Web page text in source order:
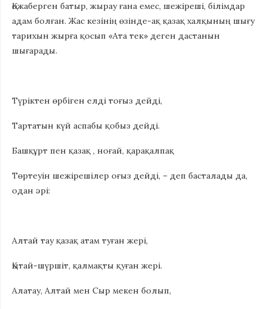
Қожаберген батыр, жырау ғана емес, шежiрешi, бiлiмдар
адам болған. Жас кезiнiң өзiнде-ақ қазақ халқының шығу
тарихын жырға қосып «Ата тек» деген дастанын
шығарады.
Түрiктен өрбiген елдi тоғыз дейдi,
Тартатын күй аспабы қобыз дейдi.
Башқұрт пен қазақ , ноғай, қарақалпақ
Төртеуiн шежiрешiлер оғыз дейдi, – деп басталады да,
одан әрi:
Алтай тау қазақ атам туған жерi,
Қытай-шүршiт, қалмақты қуған жерi.
Алатау, Алтай мен Сыр мекен болып,